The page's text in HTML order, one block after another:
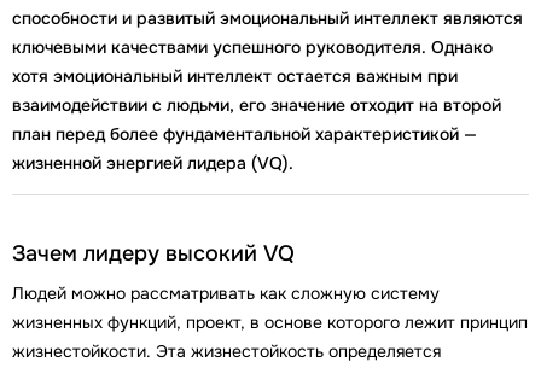
способности и развитый эмоциональный интеллект являются
ключевыми качествами успешного руководителя. Однако
хотя эмоциональный интеллект остается важным при
взаимодействии с людьми, его значение отходит на второй
план перед более фундаментальной характеристикой —
жизненной энергией лидера (VQ).
Зачем лидеру высокий VQ
Людей можно рассматривать как сложную систему
жизненных функций, проект, в основе которого лежит принцип
жизнестойкости. Эта жизнестойкость определяется